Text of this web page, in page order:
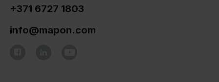
+371 6727 1803
info@mapon.com